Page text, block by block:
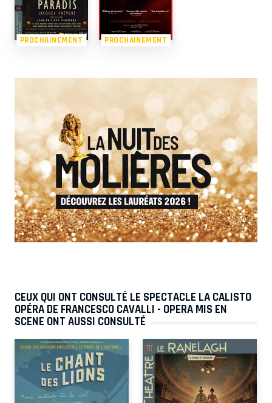
PROCHAINEMENT PROCHAINEMENT
CEUX QUI ONT CONSULTÉ LE SPECTACLE LA CALISTO
OPÉRA DE FRANCESCO CAVALLI - OPERA MIS EN
SCENE ONT AUSSI CONSULTÉ